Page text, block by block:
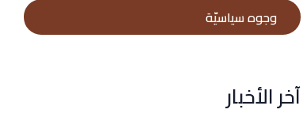
وجوه سياسيّة
آخر الأخبار